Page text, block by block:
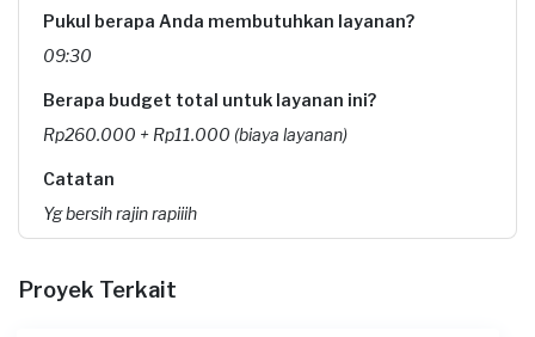
Pukul berapa Anda membutuhkan layanan?
09:30
Berapa budget total untuk layanan ini?
Rp260.000 + Rp11.000 (biaya layanan)
Catatan
Yg bersih rajin rapiiih
Proyek Terkait